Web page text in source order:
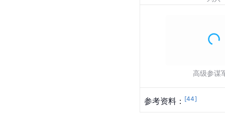
高级参谋
参考资料： [44]